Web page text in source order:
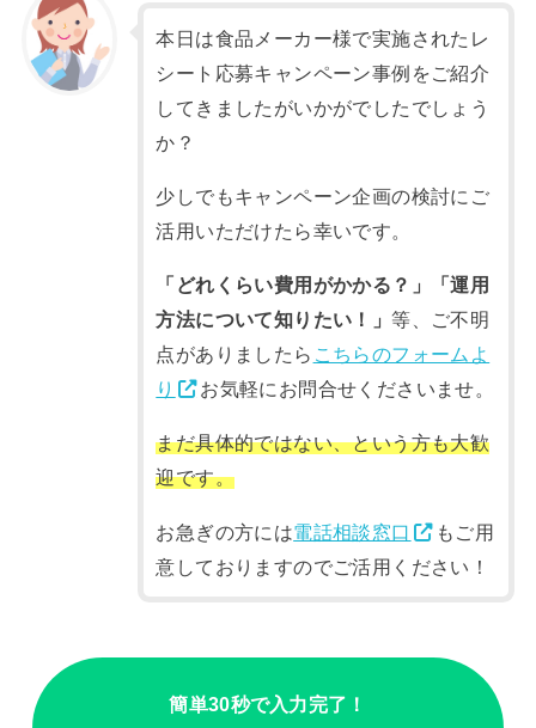
本日は食品メーカー様で実施されたレ
シート応募キャンペーン事例をご紹介
してきましたがいかがでしたでしょう
か？
少しでもキャンペーン企画の検討にご
活用いただけたら幸いです。
「どれくらい費用がかかる？」「運用
方法について知りたい！」等、ご不明
点がありましたら こちらのフォームよ
り
お気軽にお問合せくださいませ。
まだ具体的ではない、という方も大歓
迎です。
お急ぎの方には電話相談窓口
もご用
意しておりますのでご活用ください！
簡単30秒で入力完了！